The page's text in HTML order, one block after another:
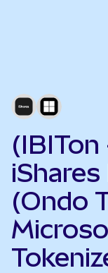
(IBITon
(Ondo